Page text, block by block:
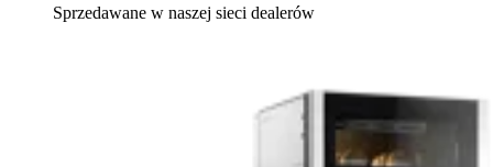
Sprzedawane w naszej sieci dealerów